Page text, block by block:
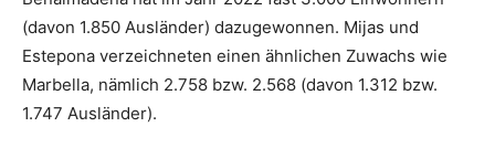
(davon 1.850 Ausländer) dazugewonnen. Mijas und
Estepona verzeichneten einen ähnlichen Zuwachs wie
Marbella, nämlich 2.758 bzw. 2.568 (davon 1.312 bzw.
1.747 Ausländer).